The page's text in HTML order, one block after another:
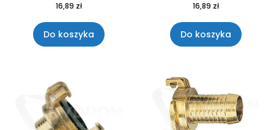
16,89 zł
Do koszyka
16,89 zł
Do koszyka